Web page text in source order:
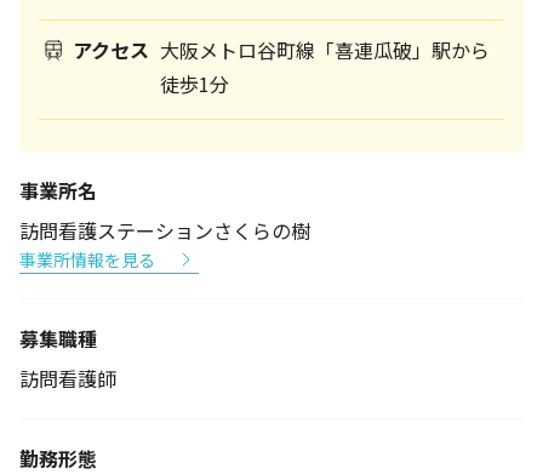
アクセス 大阪メトロ谷町線「喜連瓜破」駅から
徒歩1分
事業所名
訪問看護ステーションさくらの樹
事業所情報を見る
募集職種
訪問看護師
勤務形態